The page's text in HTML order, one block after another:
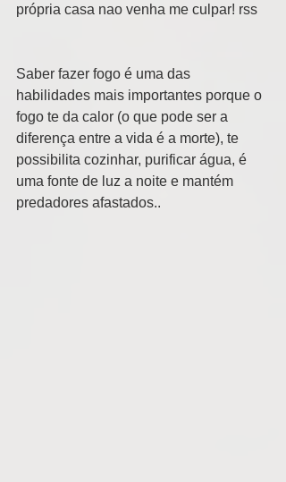
própria casa nao venha me culpar! rss
Saber fazer fogo é uma das
habilidades mais importantes porque o
fogo te da calor (o que pode ser a
diferença entre a vida é a morte), te
possibilita cozinhar, purificar água, é
uma fonte de luz a noite e mantém
predadores afastados..